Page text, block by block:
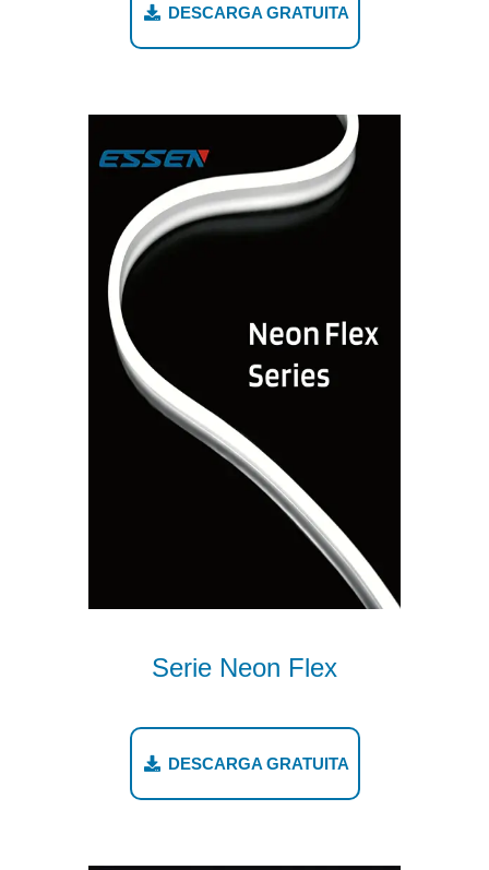
DESCARGA GRATUITA
Serie Neon Flex
DESCARGA GRATUITA